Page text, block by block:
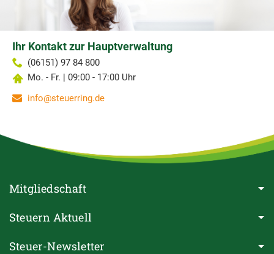
Ihr Kontakt zur Hauptverwaltung
(06151) 97 84 800
Mo. - Fr. | 09:00 - 17:00 Uhr
info@steuerring.de
Mitgliedschaft
Steuern Aktuell
Steuer-Newsletter